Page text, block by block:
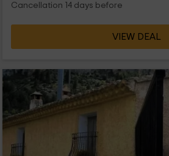
Cancellation 14 days before
VIEW DEAL